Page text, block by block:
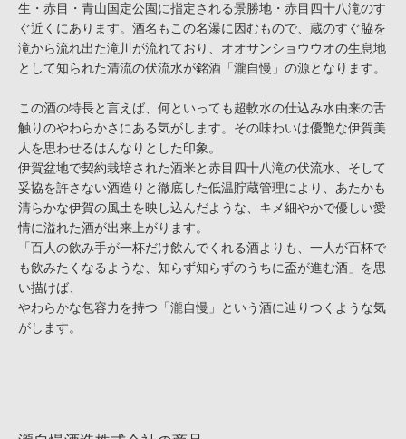
生・赤目・青山国定公園に指定される景勝地・赤目四十八滝のす
ぐ近くにあります。酒名もこの名瀑に因むもので、蔵のすぐ脇を
滝から流れ出た滝川が流れており、オオサンショウウオの生息地
として知られた清流の伏流水が銘酒「瀧自慢」の源となります。
この酒の特長と言えば、何といっても超軟水の仕込み水由来の舌
触りのやわらかさにある気がします。その味わいは優艶な伊賀美
人を思わせるはんなりとした印象。
伊賀盆地で契約栽培された酒米と赤目四十八滝の伏流水、そして
妥協を許さない酒造りと徹底した低温貯蔵管理により、あたかも
清らかな伊賀の風土を映し込んだような、キメ細やかで優しい愛
情に溢れた酒が出来上がります。
「百人の飲み手が一杯だけ飲んでくれる酒よりも、一人が百杯で
も飲みたくなるような、知らず知らずのうちに盃が進む酒」を思
い描けば、
やわらかな包容力を持つ「瀧自慢」という酒に辿りつくような気
がします。